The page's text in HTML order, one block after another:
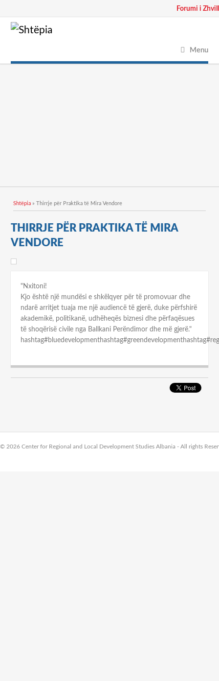
Forumi i
Menu
Gjëndeni këtu
Shtëpia » Thirrje për Praktika të Mira Vendore
THIRRJE PËR PRAKTIKA TË MIRA
VENDORE
"Nxitoni!
Kjo është një mundësi e shkëlqyer për të promovuar dhe
ndarë arritjet tuaja me një audiencë të gjerë, duke përfshirë
akademikë, politikanë, udhëheqës biznesi dhe përfaqësues
të shoqërisë civile nga Ballkani Perëndimor dhe më gjerë."
© 2026 Center for Regional and Local Development Studies Albania - All rights